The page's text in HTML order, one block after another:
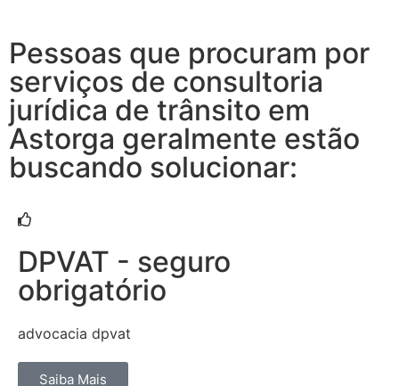
Pessoas que procuram por
serviços de consultoria
jurídica de trânsito em
Astorga geralmente estão
buscando solucionar:
DPVAT - seguro
obrigatório
advocacia dpvat
Saiba Mais